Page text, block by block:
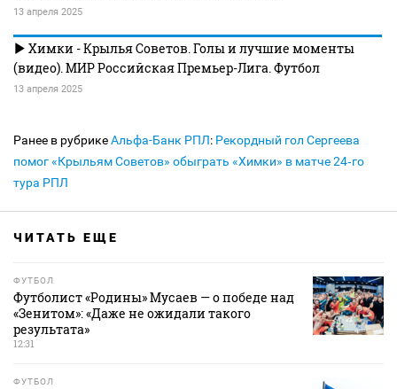
13 апреля 2025
Химки - Крылья Советов. Голы и лучшие моменты
(видео). МИР Российская Премьер-Лига. Футбол
13 апреля 2025
Ранее в рубрикеАльфа-Банк РПЛ: Рекордный гол Сергеева
помог «Крыльям Советов» обыграть «Химки» в матче 24‑го
тура РПЛ
ЧИТАТЬ ЕЩЕ
ФУТБОЛ
Футболист «Родины» Мусаев — о победе над
«Зенитом»: «Даже не ожидали такого
результата»
12:31
ФУТБОЛ